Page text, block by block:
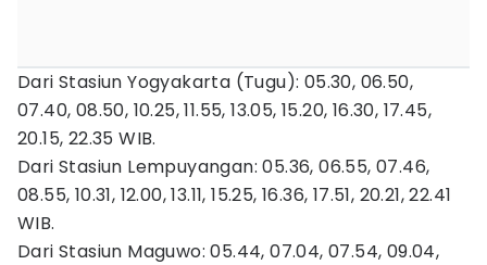
Dari Stasiun Yogyakarta (Tugu): 05.30, 06.50,
07.40, 08.50, 10.25, 11.55, 13.05, 15.20, 16.30, 17.45,
20.15, 22.35 WIB.
Dari Stasiun Lempuyangan: 05.36, 06.55, 07.46,
08.55, 10.31, 12.00, 13.11, 15.25, 16.36, 17.51, 20.21, 22.41
WIB.
Dari Stasiun Maguwo: 05.44, 07.04, 07.54, 09.04,